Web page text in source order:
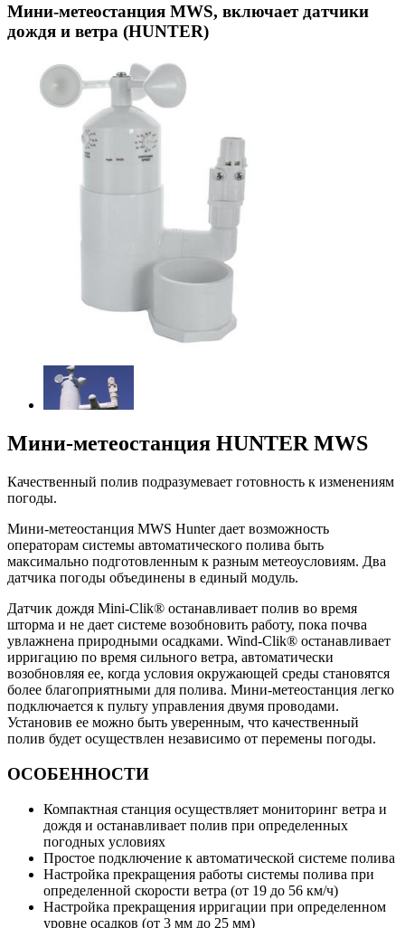
Мини-метеостанция MWS, включает датчики
дождя и ветра (HUNTER)
Мини-метеостанция HUNTER MWS
Качественный полив подразумевает готовность к изменениям
погоды.
Мини-метеостанция MWS Hunter дает возможность
операторам системы автоматического полива быть
максимально подготовленным к разным метеоусловиям. Два
датчика погоды объединены в единый модуль.
Датчик дождя Mini-Clik® останавливает полив во время
шторма и не дает системе возобновить работу, пока почва
увлажнена природными осадками. Wind-Clik® останавливает
ирригацию по время сильного ветра, автоматически
возобновляя ее, когда условия окружающей среды становятся
более благоприятными для полива. Мини-метеостанция легко
подключается к пульту управления двумя проводами.
Установив ее можно быть уверенным, что качественный
полив будет осуществлен независимо от перемены погоды.
ОСОБЕННОСТИ
Компактная станция осуществляет мониторинг ветра и
дождя и останавливает полив при определенных
погодных условиях
Простое подключение к автоматической системе полива
Настройка прекращения работы системы полива при
определенной скорости ветра (от 19 до 56 км/ч)
Настройка прекращения ирригации при определенном
уровне осадков (от 3 мм до 25 мм)